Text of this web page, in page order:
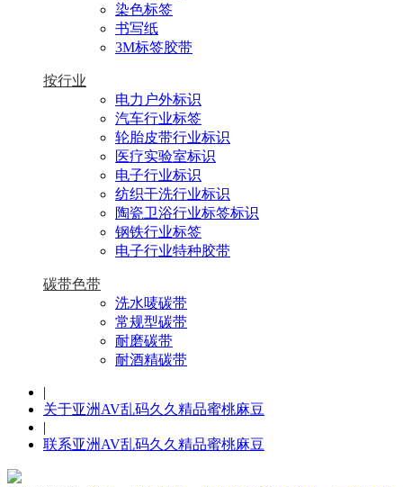
染色标签
书写纸
3M标签胶带
按行业
电力户外标识
汽车行业标签
轮胎皮带行业标识
医疗实验室标识
电子行业标识
纺织干洗行业标识
陶瓷卫浴行业标签标识
钢铁行业标签
电子行业特种胶带
碳带色带
洗水唛碳带
常规型碳带
耐磨碳带
耐酒精碳带
|
关于亚洲AV乱码久久精品蜜桃麻豆
|
联系亚洲AV乱码久久精品蜜桃麻豆